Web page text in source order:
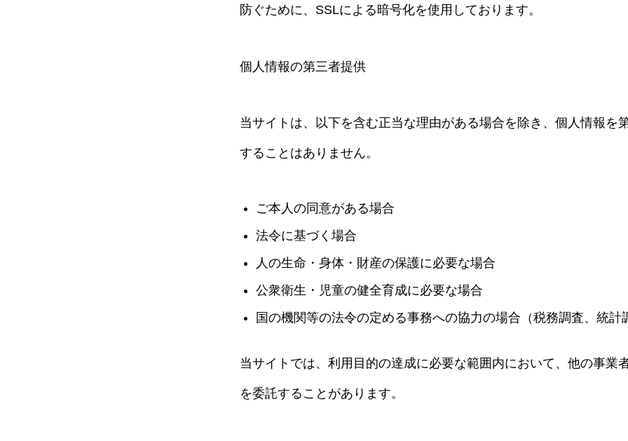
防ぐために、SSLによる暗号化を使用しております。
個人情報の第三者提供
当サイトは、以下を含む正当な理由がある場合を除き、個人情報を
することはありません。
ご本人の同意がある場合
法令に基づく場合
人の生命・身体・財産の保護に必要な場合
公衆衛生・児童の健全育成に必要な場合
国の機関等の法令の定める事務への協力の場合（税務調査、統計
当サイトでは、利用目的の達成に必要な範囲内において、他の事業
を委託することがあります。